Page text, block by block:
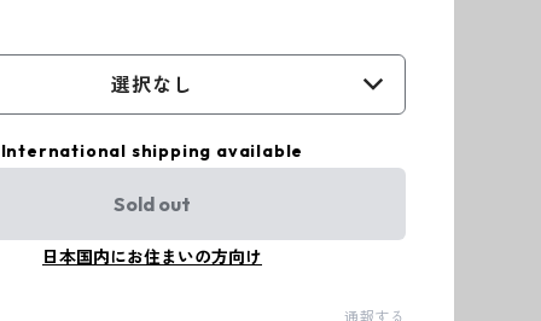
選択なし
International shipping available
Sold out
日本国内にお住まいの方向け
通報する